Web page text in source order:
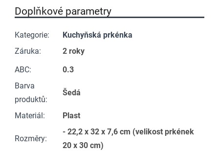
Doplňkové parametry
Kategorie:
Kuchyňská prkénka
Záruka:
2 roky
ABC:
0.3
Barva
produktů:
Šedá
Materiál : Plast
Rozměry:
- 22,2 x 32 x 7,6 cm (velikost prkének
20 x 30 cm)